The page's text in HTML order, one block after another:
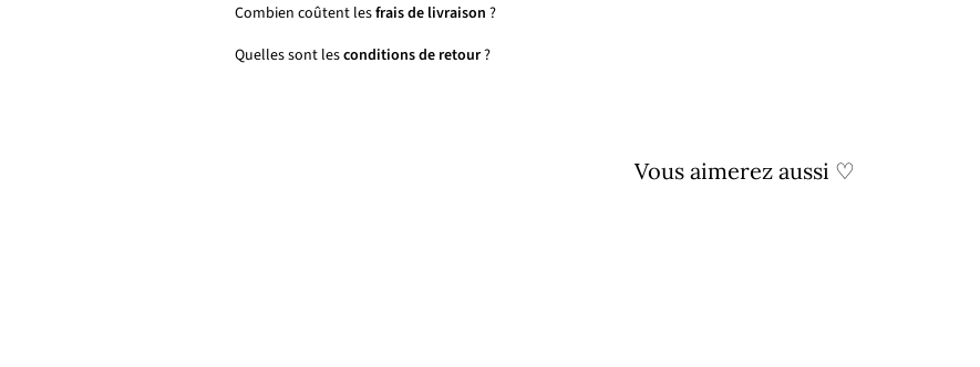
Combien coûtent lesfrais de livraison ?
Quelles sont lesconditions de retour?
Vous aimerez aussi ♡